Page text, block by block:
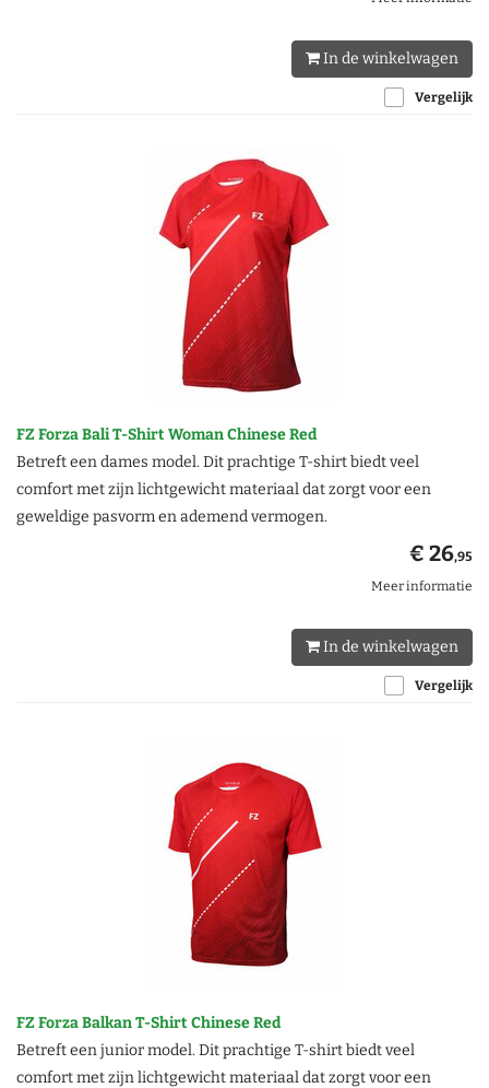
In de winkelwagen
Vergelijk
FZ Forza Bali T-Shirt Woman Chinese Red
Betreft een dames model. Dit prachtige T-shirt biedt veel
comfort met zijn lichtgewicht materiaal dat zorgt voor een
geweldige pasvorm en ademend vermogen.
€ 26,95
Meer informatie
In de winkelwagen
Vergelijk
FZ Forza Balkan T-Shirt Chinese Red
Betreft een junior model. Dit prachtige T-shirt biedt veel
comfort met zijn lichtgewicht materiaal dat zorgt voor een